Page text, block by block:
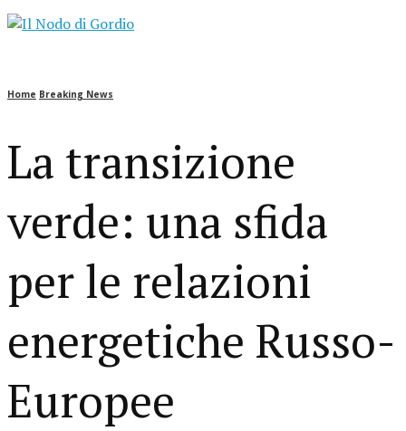
Home Breaking News
La transizione
verde: una sfida
per le relazioni
energetiche Russo-
Europee